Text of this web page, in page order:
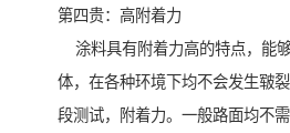
第四贵：高附着力
涂料具有附着力高的特点，能
体，在各种环境下均不会发生皲
段测试，附着力。一般路面均不